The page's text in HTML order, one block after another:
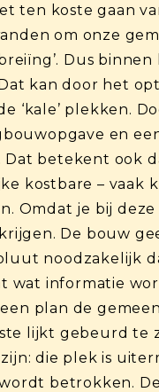
ten koste gaan
om onze
Dus
kan door het
‘kale’ plekken.
en
betekent ook
kostbare – vaak
Omdat je bij
De bouw
noodzakelijk
wat informatie
plan de
lijkt gebeurd
die plek is
betrokken.